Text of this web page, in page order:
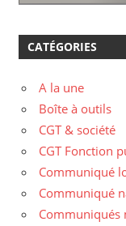
CATÉGORIES
A la une
Boîte à outils
CGT & société
CGT Fonction
Communiqué
Communiqué